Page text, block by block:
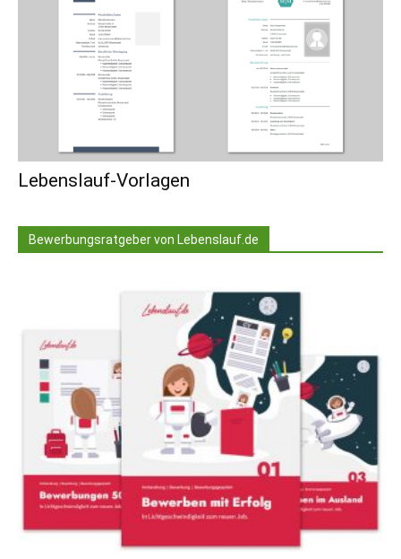
Lebenslauf-Vorlagen
Bewerbungsratgeber von Lebenslauf.de